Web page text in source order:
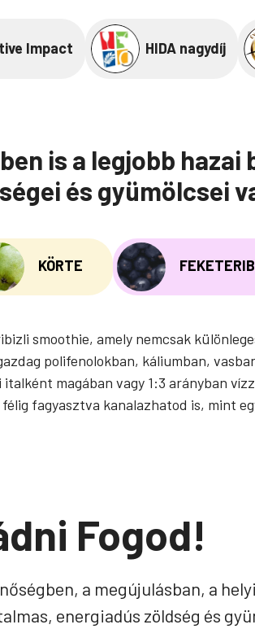
alma-
mennyiség
Impact HIDA nagydíj
is a legjobb hazai
és gyümölcsei
KÖRTE
smoothie, amely nemcsak
polifenolokban, káliumban,
magában vagy 1:3 arányban
fagyasztva kanalazhatod is, mint
Fogod!
a megújulásban, a
energiadús zöldség és